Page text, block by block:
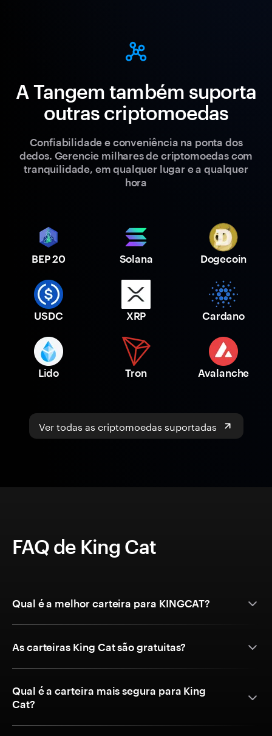
A Tangem também suporta
outras criptomoedas
Confiabilidade e conveniência na ponta dos
dedos. Gerencie milhares de criptomoedas com
tranquilidade, em qualquer lugar e a qualquer
hora
BEP 20 Solana Dogecoin
USDC XRP Cardano
Lido Tron Avalanche
Ver todas as criptomoedas suportadas
FAQ de King Cat
Qual é a melhor carteira para KINGCAT?
As carteiras King Cat são gratuitas?
Qual é a carteira mais segura para King
Cat?